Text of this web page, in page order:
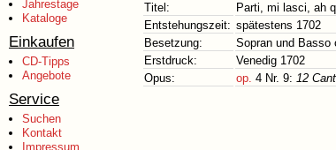
Jahrestage
Kataloge
Einkaufen
CD-Tipps
Angebote
Service
Suchen
Kontakt
Impressum
Titel:
Parti, mi lasci, ah
Entstehungszeit: spätestens 1702
Besetzung:
Sopran und Basso
Erstdruck:
Venedig 1702
Opus:
op. 4 Nr. 9: 12